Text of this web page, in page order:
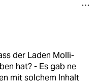
der Laden Molli-
hat? - Es gab ne
mit solchem Inhalt